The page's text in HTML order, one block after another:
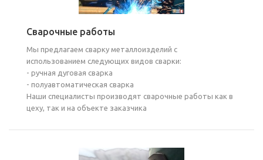
Сварочные работы
Мы предлагаем сварку металлоизделий с
использованием следующих видов сварки:
- ручная дуговая сварка
- полуавтоматическая сварка
Наши специалисты производят сварочные работы как в
цеху, так и на объекте заказчика